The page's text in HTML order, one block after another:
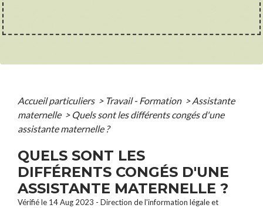
Accueil particuliers > Travail - Formation > Assistante
maternelle > Quels sont les différents congés d'une
assistante maternelle ?
QUELS SONT LES
DIFFÉRENTS CONGÉS D'UNE
ASSISTANTE MATERNELLE ?
Vérifié le 14 Aug 2023 - Direction de l'information légale et